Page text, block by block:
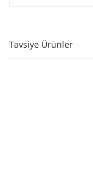
Tavsiye Ürünler